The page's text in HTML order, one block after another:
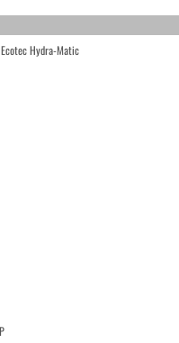
Hydra-Matic